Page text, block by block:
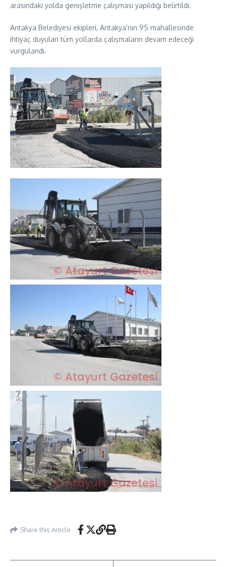
arasındaki yolda genişletme çalışması yapıldığı belirtildi.
Antakya Belediyesi ekipleri, Antakya’nın 95 mahallesinde
ihtiyaç duyulan tüm yollarda çalışmaların devam edeceği
vurgulandı.
Share this Article